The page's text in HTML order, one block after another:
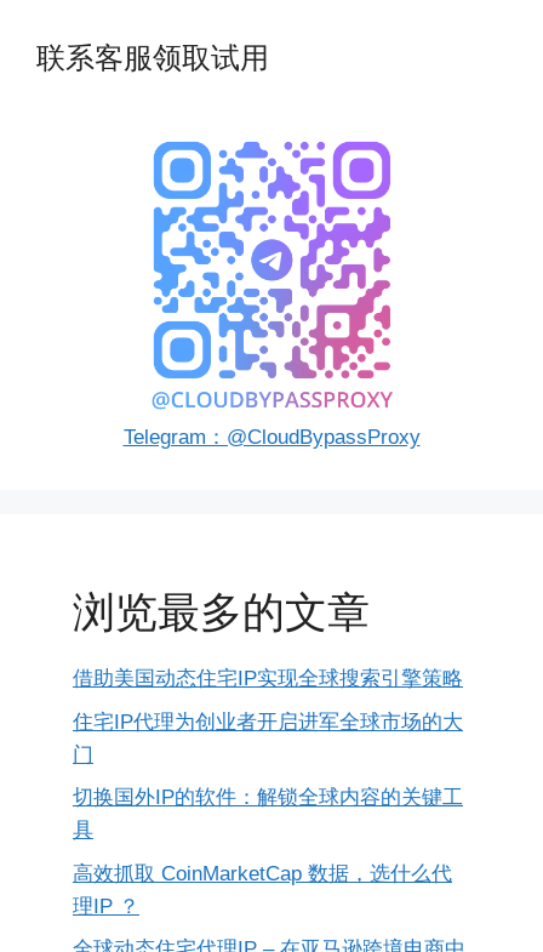
联系客服领取试用
Telegram：@CloudBypassProxy
浏览最多的文章
借助美国动态住宅IP实现全球搜索引擎策略
住宅IP代理为创业者开启进军全球市场的大
门
切换国外IP的软件：解锁全球内容的关键工
具
高效抓取 CoinMarketCap 数据，选什么代
理IP ？